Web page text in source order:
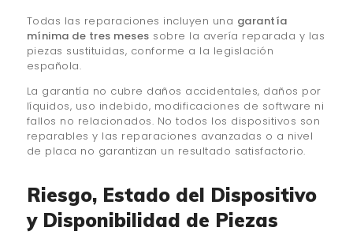
Todas las reparaciones incluyen una garantía
mínima de tres meses sobre la avería reparada y las
piezas sustituidas, conforme a la legislación
española.
La garantía no cubre daños accidentales, daños por
líquidos, uso indebido, modificaciones de software ni
fallos no relacionados. No todos los dispositivos son
reparables y las reparaciones avanzadas o a nivel
de placa no garantizan un resultado satisfactorio.
Riesgo, Estado del Dispositivo
y Disponibilidad de Piezas